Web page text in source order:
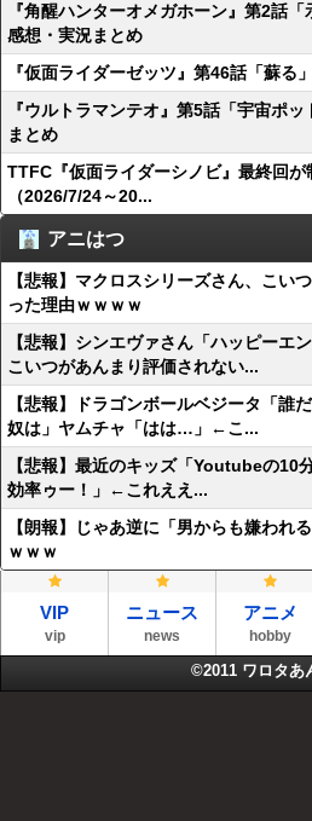
『角醒ハンターオメガホーン』第2話「
感想・実況まとめ
『仮面ライダーゼッツ』第46話「蘇る
『ウルトラマンテオ』第5話「宇宙ポ
まとめ
TTFC『仮面ライダーシノビ』最終回
（2026/7/24～20...
アニはつ
【悲報】マクロスシリーズさん、こい
った理由ｗｗｗｗ
【悲報】シンエヴァさん「ハッピーエ
こいつがあんまり評価されない...
【悲報】ドラゴンボールベジータ「誰
奴は」ヤムチャ「はは…」←こ...
【悲報】最近のキッズ「Youtubeの10
効率ゥー！」←これええ...
【朗報】じゃあ逆に「男からも嫌われ
ｗｗｗ
VIP
vip
ニュース
news
アニメ
hobby
©2011 ワロタあ